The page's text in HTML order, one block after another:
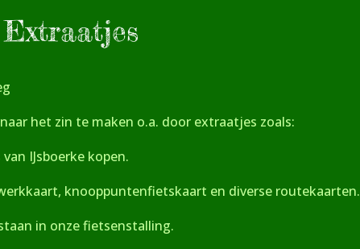
het zin te maken o.a. door extraatjes zoals:
IJsboerke kopen.
knooppuntenfietskaart en diverse routekaarten.
in onze fietsenstalling.